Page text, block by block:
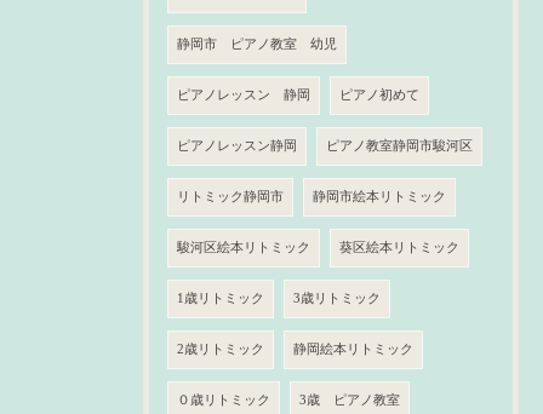
静岡市 ピアノ教室 幼児
ピアノレッスン 静岡 ピアノ初めて
ピアノレッスン静岡 ピアノ教室静岡市駿河区
リトミック静岡市 静岡市絵本リトミック
駿河区絵本リトミック 葵区絵本リトミック
1歳リトミック 3歳リトミック
2歳リトミック 静岡絵本リトミック
０歳リトミック 3歳 ピアノ教室